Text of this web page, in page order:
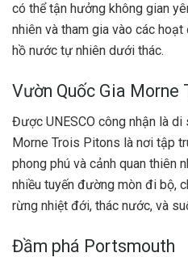
có thể tận hưởng không gian
nhiên và tham gia vào các
hồ nước tự nhiên dưới thác.
Vườn Quốc Gia Morne
Được UNESCO công nhận là
Morne Trois Pitons là nơi tập
phong phú và cảnh quan thiên
nhiều tuyến đường mòn đi bộ,
rừng nhiệt đới, thác nước, và
Đầm phá Portsmouth